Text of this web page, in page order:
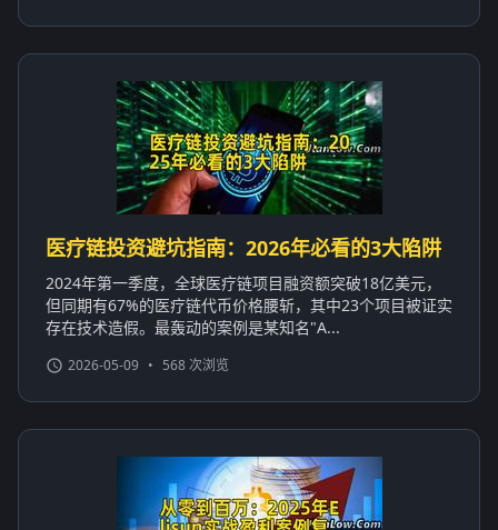
医疗链投资避坑指南：2026年必看的3大陷阱
2024年第一季度，全球医疗链项目融资额突破18亿美元，
但同期有67%的医疗链代币价格腰斩，其中23个项目被证实
存在技术造假。最轰动的案例是某知名"A...
2026-05-09 • 568 次浏览